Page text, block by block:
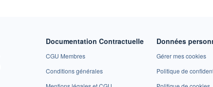
Documentation Contractuelle
CGU Membres
Conditions générales
Données
Gérer mes cookies
Politique de